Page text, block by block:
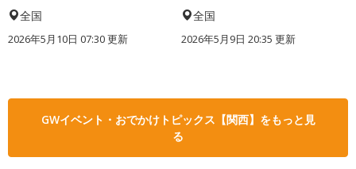
全国
2026年5月10日 07:30 更新
全国
2026年5月9日 20:35 更新
GWイベント・おでかけトピックス【関西】をもっと見
る